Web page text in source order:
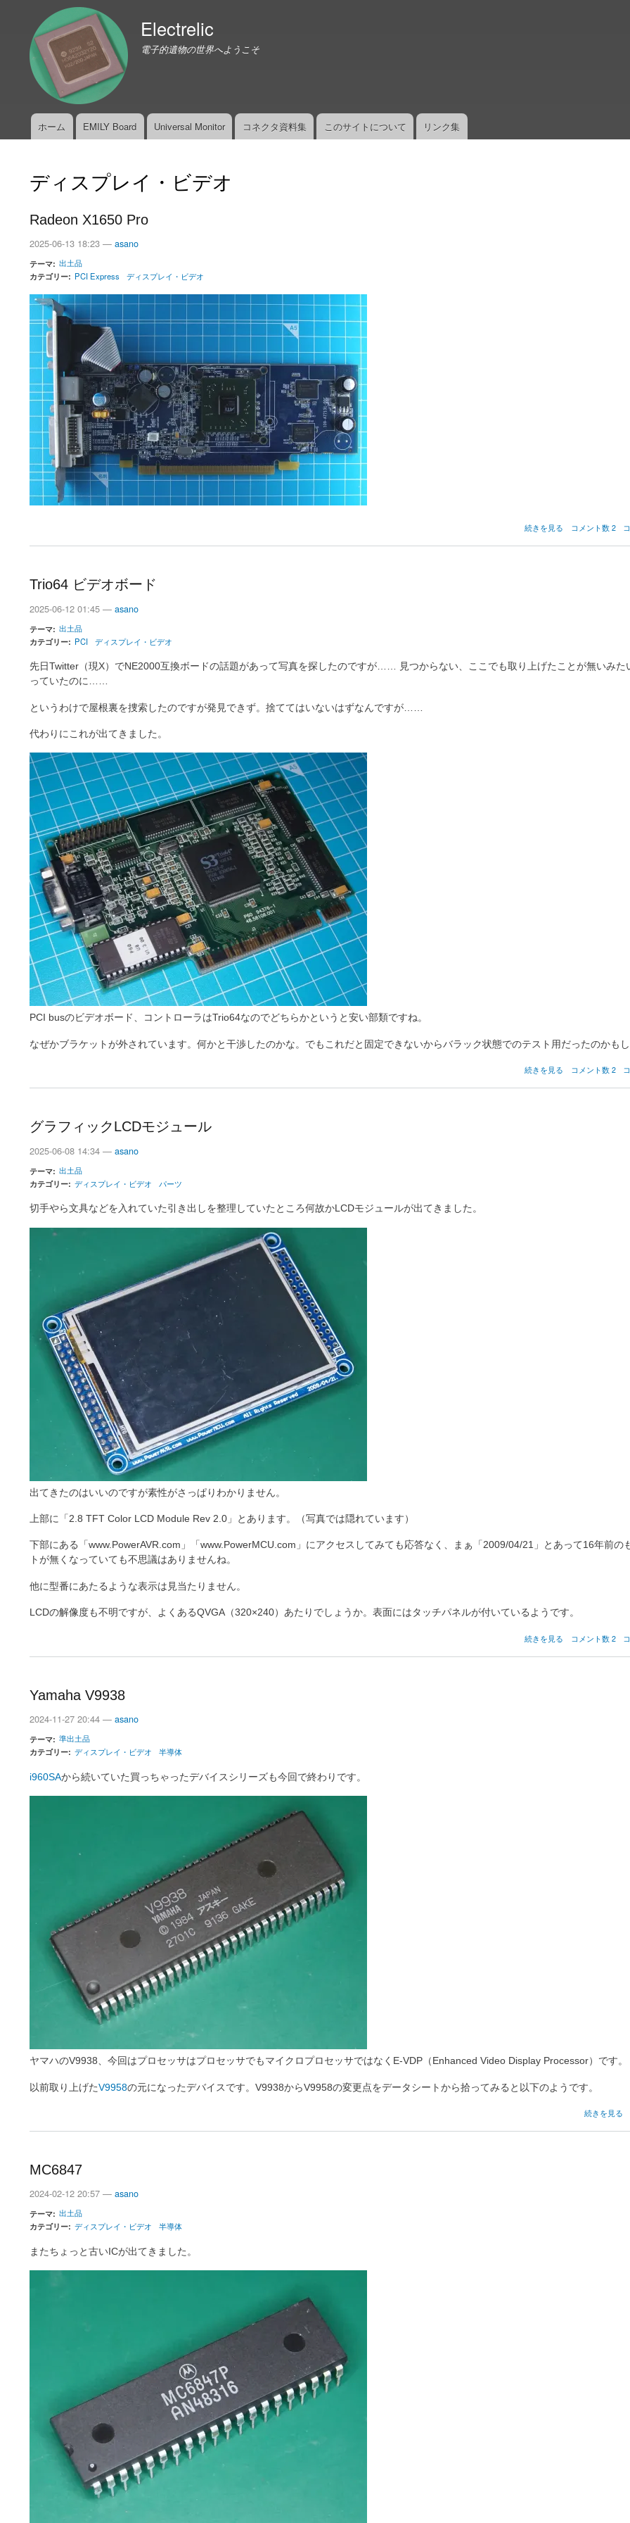
Electrelic
電子的遺物の世界へようこそ
ホーム EMILY Board Universal Monitor コネクタ資料集 このサイトについて リンク集
ディスプレイ・ビデオ
Radeon X1650 Pro
2025-06-13 18:23 — asano
テーマ 出土品
カテゴリー
PCI Express ディスプレイ・ビデオ
Radeon
続きを見る コメント数 2
Trio64 ビデオボード
2025-06-12 01:45 — asano
テーマ 出土品
カテゴリー
PCI ディスプレイ・ビデオ
先日Twitter（現X）でNE2000互換ボードの話題があって写真を探したのですが…… 見つからない、ここでも取り上げたことが無いみた
っていたのに……
というわけで屋根裏を捜索したのですが発見できず。捨ててはいないはずなんですが……
代わりにこれが出てきました。
PCI busのビデオボード、コントローラはTrio64なのでどちらかというと安い部類ですね。
なぜかブラケットが外されています。何かと干渉したのかな。でもこれだと固定できないからバラック状態でのテスト用だったのかもし
Trio64
続きを見る コメント数 2
グラフィックLCDモジュール
2025-06-08 14:34 — asano
テーマ 出土品
カテゴリー ディスプレイ・ビデオ パーツ
切手やら文具などを入れていた引き出しを整理していたところ何故かLCDモジュールが出てきました。
出てきたのはいいのですが素性がさっぱりわかりません。
上部に「2.8 TFT Color LCD Module Rev 2.0」とあります。（写真では隠れています）
下部にある「www.PowerAVR.com」「www.PowerMCU.com」にアクセスしてみても応答なく、まぁ「2009/04/21」とあって16年前の
トが無くなっていても不思議はありませんね。
他に型番にあたるような表示は見当たりません。
LCDの解像度も不明ですが、よくあるQVGA（320×240）あたりでしょうか。表面にはタッチパネルが付いているようです。
グ
続きを見る コメント数 2
Yamaha V9938
2024-11-27 20:44 — asano
テーマ 準出土品
カテゴリー ディスプレイ・ビデオ 半導体
i960SAから続いていた買っちゃったデバイスシリーズも今回で終わりです。
ヤマハのV9938、今回はプロセッサはプロセッサでもマイクロプロセッサではなくE-VDP（Enhanced Video Display Processor）です。
以前取り上げたV9958の元になったデバイスです。V9938からV9958の変更点をデータシートから拾ってみると以下のようです。
Yamaha
続きを見る
MC6847
2024-02-12 20:57 — asano
テーマ 出土品
カテゴリー ディスプレイ・ビデオ 半導体
またちょっと古いICが出てきました。